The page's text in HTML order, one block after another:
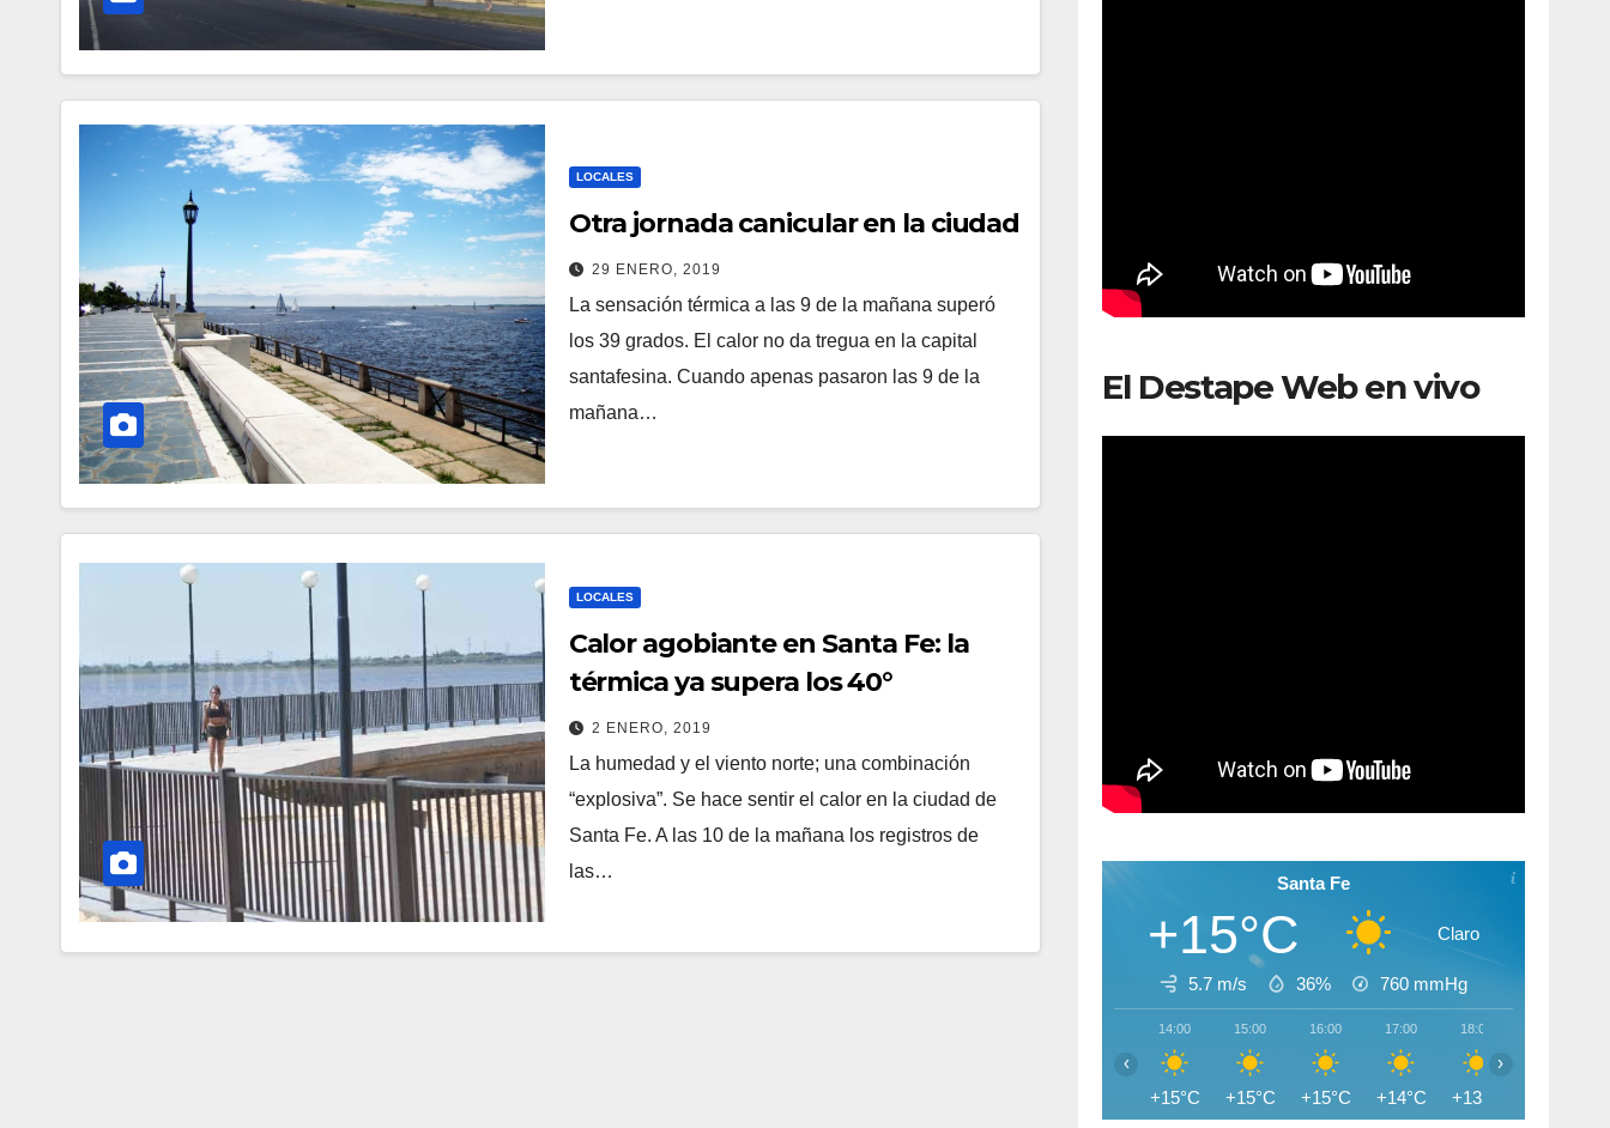
LOCALES
Otra jornada canicular en la ciudad
29 ENERO, 2019
La sensación térmica a las 9 de la mañana superó
los 39 grados. El calor no da tregua en la capital
santafesina. Cuando apenas pasaron las 9 de la
mañana…
LOCALES
Calor agobiante en Santa Fe: la
térmica ya supera los 40°
2 ENERO, 2019
La humedad y el viento norte; una combinación
“explosiva”. Se hace sentir el calor en la ciudad de
Santa Fe. A las 10 de la mañana los registros de
las…
El Destape Web en vivo
Santa Fe
+15°C Claro
5.7 m/s 36% 760 mmHg
14:00
+15°C
15:00
+15°C
16:00
+15°C
17:00
+14°C
18:00
+13°C
‹ ›